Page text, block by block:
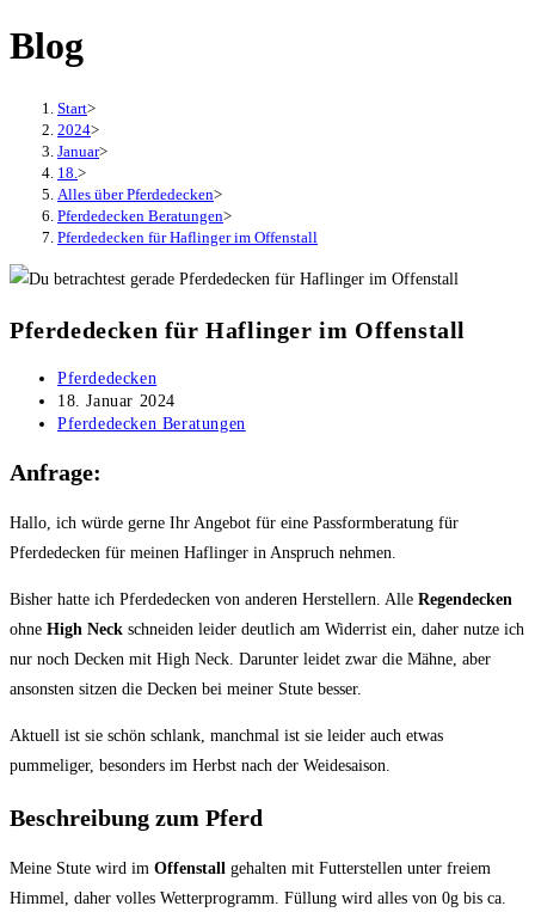
durchsuchen
Blog
Start>
2024>
Januar>
18. >
Alles über Pferdedecken>
Pferdedecken Beratungen>
Pferdedecken für Haflinger im Offenstall
Pferdedecken für Haflinger im Offenstall
Beitrags-
Autor:
Pferdedecken
Beitrag
veröffentlicht:
18. Januar 2024
Beitrags-
Pferdedecken Beratungen
Anfrage:
Hallo, ich würde gerne Ihr Angebot für eine Passformberatung für
Pferdedecken für meinen Haflinger in Anspruch nehmen.
Bisher hatte ich Pferdedecken von anderen Herstellern. Alle Regendecken
ohne High Neck schneiden leider deutlich am Widerrist ein, daher nutze ich
nur noch Decken mit High Neck. Darunter leidet zwar die Mähne, aber
ansonsten sitzen die Decken bei meiner Stute besser.
Aktuell ist sie schön schlank, manchmal ist sie leider auch etwas
pummeliger, besonders im Herbst nach der Weidesaison.
Beschreibung zum Pferd
Meine Stute wird im Offenstall gehalten mit Futterstellen unter freiem
Himmel, daher volles Wetterprogramm. Füllung wird alles von 0g bis ca.